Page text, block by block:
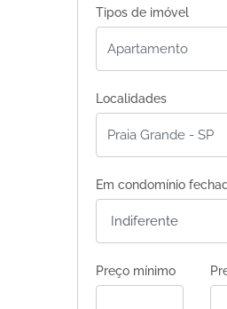
Tipos de imóvel
Localidades
Em condomínio
Preço mínimo